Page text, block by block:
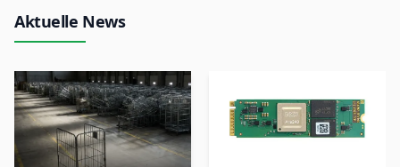
Aktuelle News